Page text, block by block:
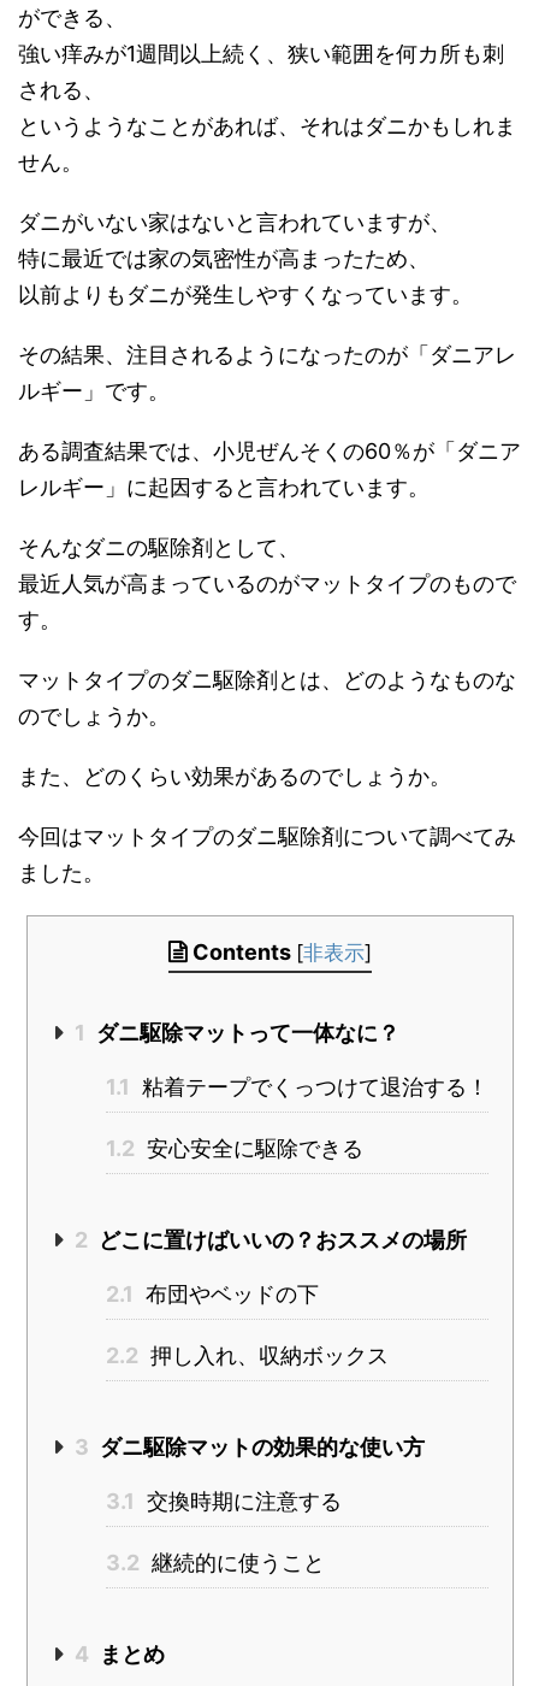
ができる、
強い痒みが1週間以上続く、狭い範囲を何カ所も刺
される、
というようなことがあれば、それはダニかもしれま
せん。
ダニがいない家はないと言われていますが、
特に最近では家の気密性が高まったため、
以前よりもダニが発生しやすくなっています。
その結果、注目されるようになったのが「ダニアレ
ルギー」です。
ある調査結果では、小児ぜんそくの60％が「ダニア
レルギー」に起因すると言われています。
そんなダニの駆除剤として、
最近人気が高まっているのがマットタイプのもので
す。
マットタイプのダニ駆除剤とは、どのようなものな
のでしょうか。
また、どのくらい効果があるのでしょうか。
今回はマットタイプのダニ駆除剤について調べてみ
ました。
Contents [非表示]
1 ダニ駆除マットって一体なに？
1.1 粘着テープでくっつけて退治する！
1.2 安心安全に駆除できる
2 どこに置けばいいの？おススメの場所
2.1 布団やベッドの下
2.2 押し入れ、収納ボックス
3 ダニ駆除マットの効果的な使い方
3.1 交換時期に注意する
3.2 継続的に使うこと
4 まとめ